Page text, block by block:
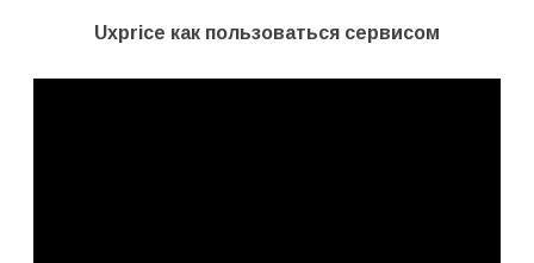
Uxprice как пользоваться сервисом